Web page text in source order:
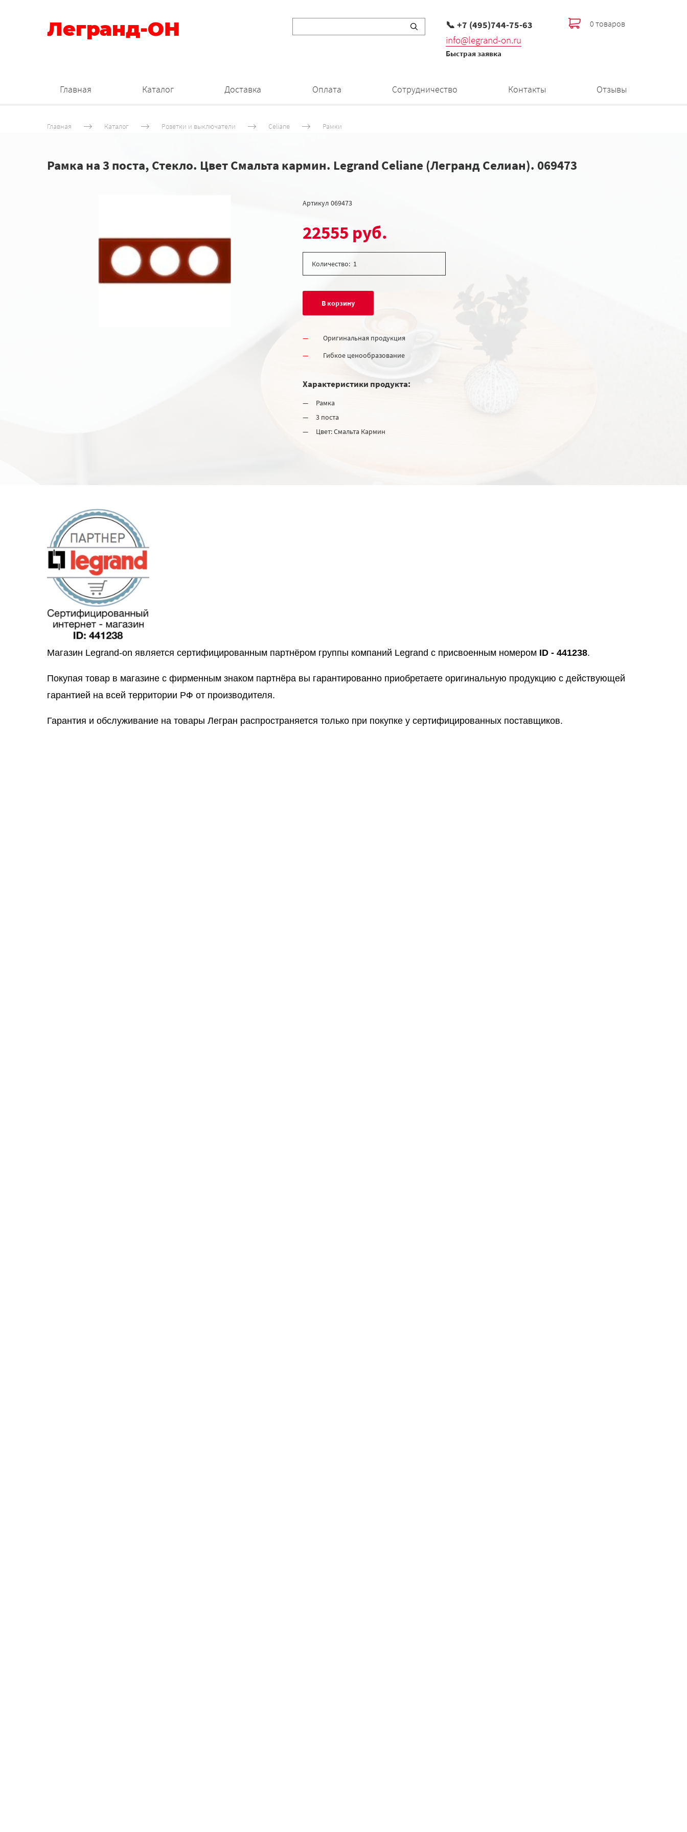
Легранд-ОН 📞 +7 (495)744-75-63
info@legrand-on.ru
Быстрая заявка
0 товаров
Главная Каталог Доставка Оплата Сотрудничество Контакты Отзывы
Главная Каталог Розетки и выключатели Celiane Рамки
Рамка на 3 поста, Стекло. Цвет Смальта кармин. Legrand Celiane (Легранд Селиан). 069473
Артикул 069473
22555 руб.
Количество:
В корзину
Оригинальная продукция
Гибкое ценообразование
Характеристики продукта:
Рамка
3 поста
Цвет: Смальта Кармин
Магазин Legrand-on является сертифицированным партнёром группы компаний Legrand с присвоенным номером ID - 441238.
Покупая товар в магазине с фирменным знаком партнёра вы гарантированно приобретаете оригинальную продукцию с действующей
гарантией на всей территории РФ от производителя.
Гарантия и обслуживание на товары Легран распространяется только при покупке у сертифицированных поставщиков.